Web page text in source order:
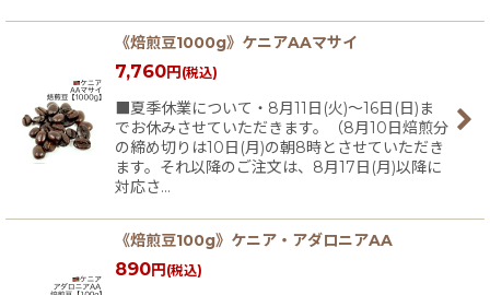
《焙煎豆1000g》ケニアAAマサイ
7,760円 (税込)
■夏季休業について・8月11日(火)〜16日(日)ま
でお休みさせていただきます。（8月10日焙煎分
の締め切りは10日(月)の朝8時とさせていただき
ます。それ以降のご注文は、8月17日(月)以降に
対応さ…
《焙煎豆100g》ケニア・アダロニアAA
890円 (税込)